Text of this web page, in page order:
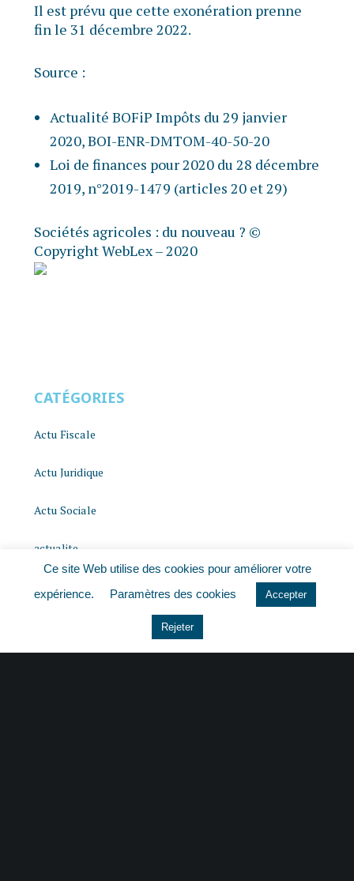
Il est prévu que cette exonération prenne
fin le 31 décembre 2022.
Source :
Actualité BOFiP Impôts du 29 janvier
2020, BOI-ENR-DMTOM-40-50-20
Loi de finances pour 2020 du 28 décembre
2019, n°2019-1479 (articles 20 et 29)
Sociétés agricoles : du nouveau ? ©
Copyright WebLex – 2020
CATÉGORIES
Actu Fiscale
Actu Juridique
Actu Sociale
actualite
histoire
Ce site Web utilise des cookies pour améliorer votre
expérience.
Paramètres des cookies Accepter
Rejeter